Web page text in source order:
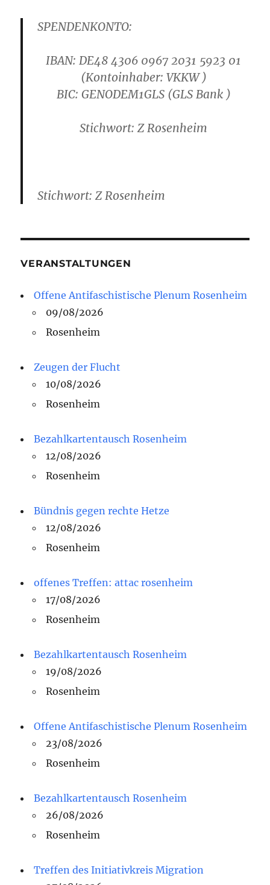
SPENDENKONTO:
IBAN: DE48 4306 0967 2031 5923 01
(Kontoinhaber: VKKW )
BIC: GENODEM1GLS(GLS Bank )
Stichwort: Z Rosenheim
Stichwort: Z Rosenheim
VERANSTALTUNGEN
Offene Antifaschistische Plenum Rosenheim
09/08/2026
Rosenheim
Zeugen der Flucht
10/08/2026
Rosenheim
Bezahlkartentausch Rosenheim
12/08/2026
Rosenheim
Bündnis gegen rechte Hetze
12/08/2026
Rosenheim
offenes Treffen: attac rosenheim
17/08/2026
Rosenheim
Bezahlkartentausch Rosenheim
19/08/2026
Rosenheim
Offene Antifaschistische Plenum Rosenheim
23/08/2026
Rosenheim
Bezahlkartentausch Rosenheim
26/08/2026
Rosenheim
Treffen des Initiativkreis Migration